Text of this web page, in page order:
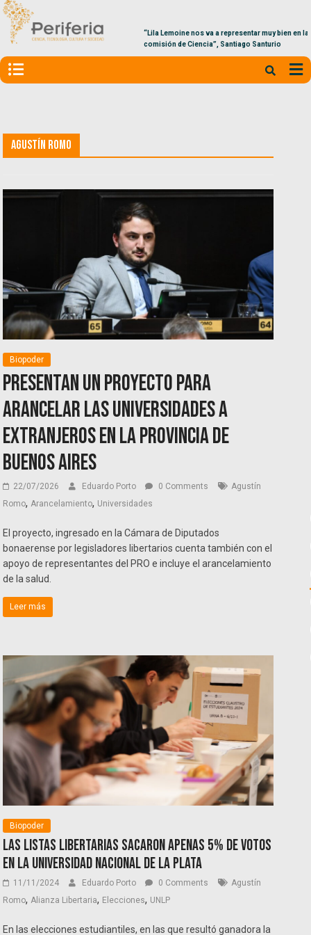
“Lila Lemoine nos va a representar muy bien en la
comisión de Ciencia”, Santiago Santurio
Agustín Romo
Biopoder
Presentan un proyecto para
arancelar las universidades a
extranjeros en la provincia de
Buenos Aires
22/07/2026 Eduardo Porto 0 Comments
Agustín
Romo, Arancelamiento, Universidades
El proyecto, ingresado en la Cámara de Diputados
bonaerense por legisladores libertarios cuenta también con el
apoyo de representantes del PRO e incluye el arancelamiento
de la salud.
Leer más
Biopoder
Las listas libertarias sacaron apenas 5% de votos
en la Universidad Nacional de La Plata
11/11/2024 Eduardo Porto 0 Comments
Agustín
Romo, Alianza Libertaria, Elecciones, UNLP
En las elecciones estudiantiles, en las que resultó ganadora la